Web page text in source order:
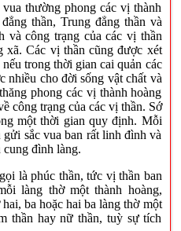
thường phong các vị thành
thần, Trung đẳng thần và
và công trạng của các vị thần
Các vị thần cũng được xét
trong thời gian cai quản các
nhiều cho đời sống vật chất và
phong các vị thành hoàng
công trạng của các vị thần. Sớ
một thời gian quy định. Mỗi
sắc vua ban rất linh đình và
cung đình làng.
là phúc thần, tức vị thần ban
làng thờ một thành hoàng,
ba hoặc hai ba làng thờ một
thần hay nữ thần, tuỳ sự tích